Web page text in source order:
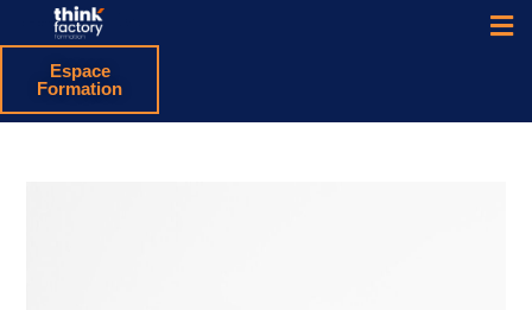
Espace
Formation